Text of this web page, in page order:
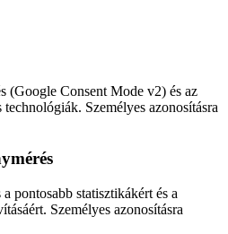
(Google Consent Mode v2) és az
Személyes azonosításra
pontosabb statisztikákért és a
Személyes azonosításra